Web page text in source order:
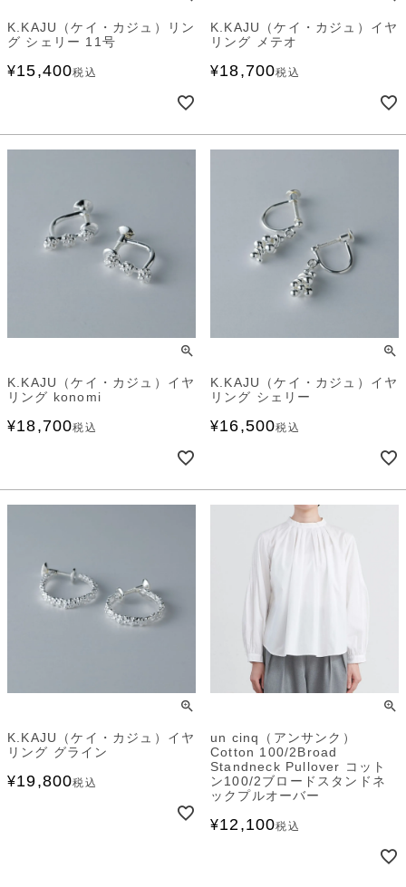
K.KAJU（ケイ・カジュ）リン
グ シェリー 11号
¥15,400税込
K.KAJU（ケイ・カジュ）イヤ
リング メテオ
¥18,700税込
K.KAJU（ケイ・カジュ）イヤ
リング konomi
¥18,700税込
K.KAJU（ケイ・カジュ）イヤ
リング シェリー
¥16,500税込
K.KAJU（ケイ・カジュ）イヤ
リング グライン
¥19,800税込
un cinq（アンサンク）
Cotton 100/2Broad
Standneck Pullover コット
ン100/2ブロードスタンドネ
ックプルオーバー
¥12,100税込